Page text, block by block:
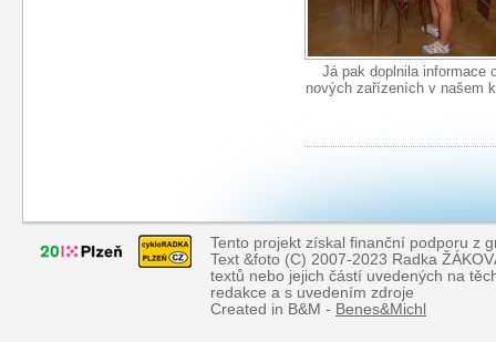
Já pak doplnila informace
nových zařízeních v našem
Tento projekt získal finanční podporu z
Text &foto (C) 2007-2023 Radka
textů nebo jejich částí uvedených na
redakce a s uvedením zdroje
Created in B&M - Benes&Michl